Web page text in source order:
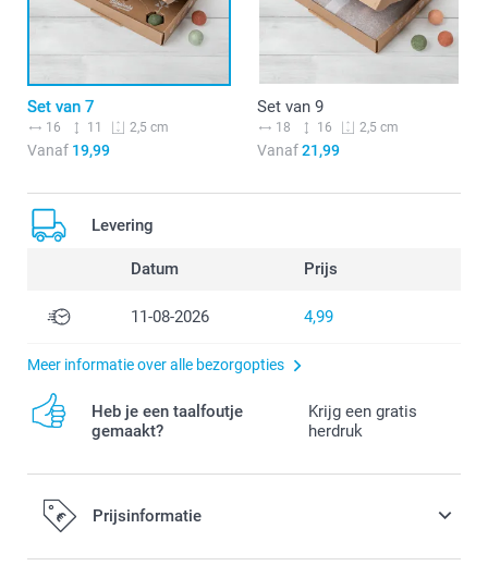
Set van 7
16 11 2,5 cm
Vanaf 19,99
Set van 9
18 16 2,5 cm
Vanaf21,99
Levering
Datum Prijs
11-08-2026 4,99
Meer informatie over alle bezorgopties
Heb je een taalfoutje
gemaakt?
Krijg een gratis
herdruk
Prijsinformatie